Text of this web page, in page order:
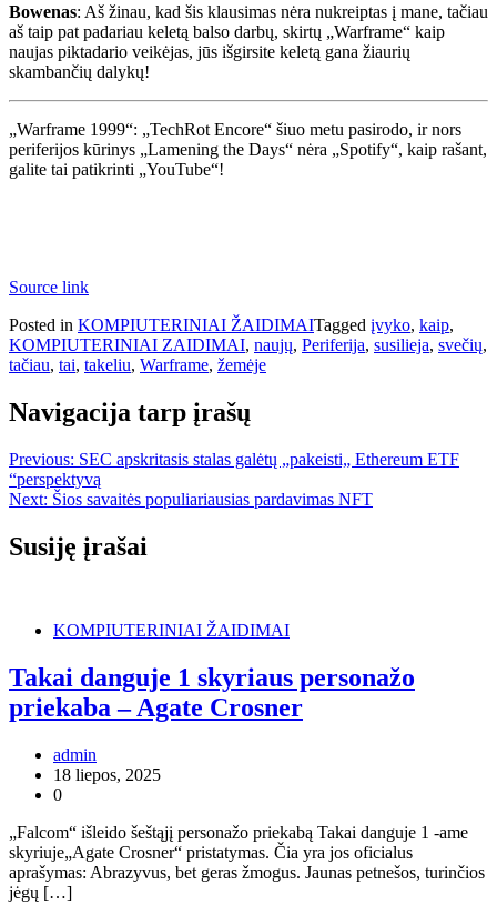
Bowenas: Aš žinau, kad šis klausimas nėra nukreiptas į mane, tačiau
aš taip pat padariau keletą balso darbų, skirtų „Warframe“ kaip
naujas piktadario veikėjas, jūs išgirsite keletą gana žiaurių
skambančių dalykų!
„Warframe 1999“: „TechRot Encore“ šiuo metu pasirodo, ir nors
periferijos kūrinys „Lamening the Days“ nėra „Spotify“, kaip rašant,
galite tai patikrinti „YouTube“!
Source link
Posted in KOMPIUTERINIAI ŽAIDIMAITagged įvyko, kaip,
KOMPIUTERINIAI ZAIDIMAI, naujų, Periferija, susilieja, svečių,
tačiau, tai, takeliu, Warframe, žemėje
Navigacija tarp įrašų
Previous: SEC apskritasis stalas galėtų „pakeisti„ Ethereum ETF
“perspektyvą
Next: Šios savaitės populiariausias pardavimas NFT
Susiję įrašai
KOMPIUTERINIAI ŽAIDIMAI
Takai danguje 1 skyriaus personažo
priekaba – Agate Crosner
admin
18 liepos, 2025
0
„Falcom“ išleido šeštąjį personažo priekabą Takai danguje 1 -ame
skyriuje„Agate Crosner“ pristatymas. Čia yra jos oficialus
aprašymas: Abrazyvus, bet geras žmogus. Jaunas petnešos, turinčios
jėgų […]